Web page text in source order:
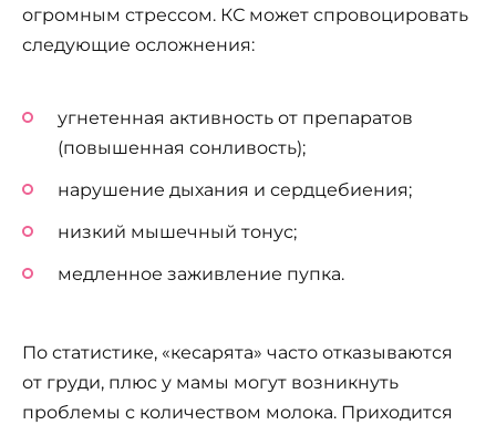
огромным стрессом. КС может спровоцировать
следующие осложнения:
угнетенная активность от препаратов
(повышенная сонливость);
нарушение дыхания и сердцебиения;
низкий мышечный тонус;
медленное заживление пупка.
По статистике, «кесарята» часто отказываются
от груди, плюс у мамы могут возникнуть
проблемы с количеством молока. Приходится